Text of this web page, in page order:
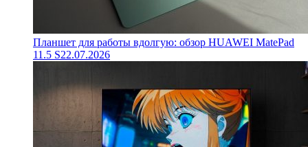
Планшет для работы вдолгую: обзор HUAWEI MatePad
11.5 S22.07.2026